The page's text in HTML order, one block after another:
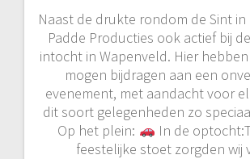
Naast de drukte rondom de Sint in
Padde Producties ook actief bij
intocht in Wapenveld. Hier
mogen bijdragen aan een
evenement, met aandacht voor
dit soort gelegenheden zo
Op het plein:
In de
feestelijke stoet zorgden